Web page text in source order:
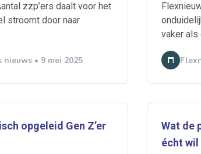
zzp’ers daalt voor het
stroomt door naar
nieuws • 9 mei 2025
vaker als
opgeleid Gen Z’er
Wat de
écht wil
direct in je mailbox